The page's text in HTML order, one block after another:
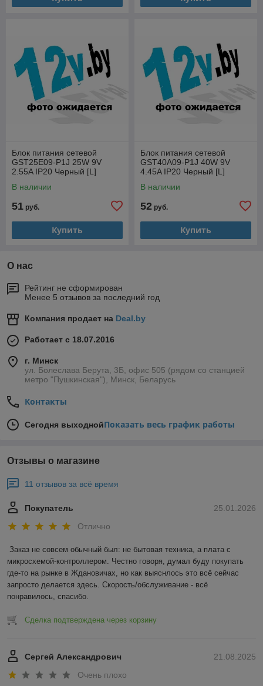
Блок питания сетевой
GST25E09-P1J 25W 9V
2.55A IP20 Черный [L]
В наличии
51 руб.
Купить
Блок питания сетевой
GST40A09-P1J 40W 9V
4.45A IP20 Черный [L]
В наличии
52 руб.
Купить
О нас
Рейтинг не сформирован
Менее 5 отзывов за последний год
Компания продает на Deal.by
Работает с 18.07.2016
г. Минск
ул. Болеслава Берута, 3Б, офис 505 (рядом со станцией
метро "Пушкинская"), Минск, Беларусь
Контакты
Сегодня выходнойПоказать весь график работы
Отзывы о магазине
11 отзывов за всё время
25.01.2026
Покупатель
Отлично
Заказ не совсем обычный был: не бытовая техника, а плата с
микросхемой-контроллером. Честно говоря, думал буду покупать
где-то на рынке в Ждановичах, но как выяснлось это всё сейчас
запросто делается здесь. Скорость/обслуживание - всё
понравилось, спасибо.
Сделка подтверждена через корзину
21.08.2025
Сергей Александрович
Очень плохо